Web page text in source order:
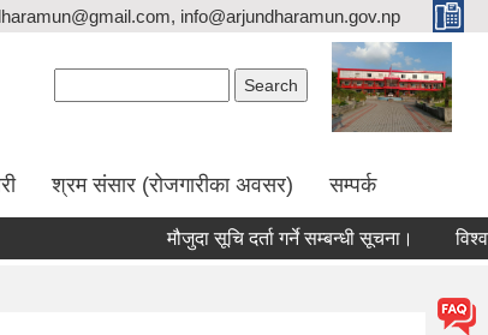
info@arjundharamun.gov.np
श्रम संसार (रोजगारीका अवसर) सम्पर्क
मौजुदा सूचि दर्ता गर्ने सम्बन्धी सूचना। विश्व